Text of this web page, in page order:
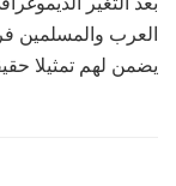
العرب والمسلمين
يضمن لهم تمثيلا